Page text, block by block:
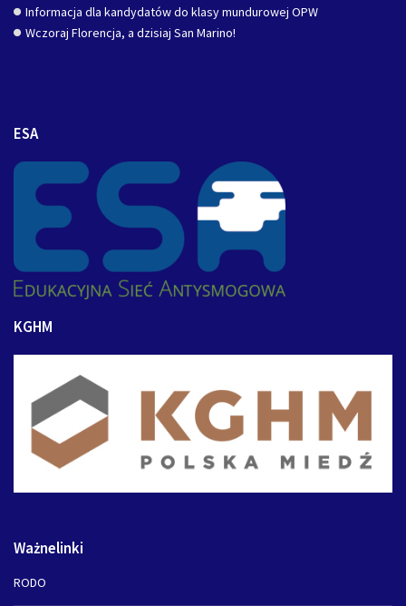
Informacja dla kandydatów do klasy mundurowej OPW
Wczoraj Florencja, a dzisiaj San Marino!
ESA
KGHM
Ważnelinki
RODO